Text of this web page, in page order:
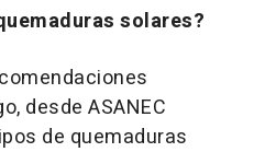
solares?
desde ASANEC
de quemaduras